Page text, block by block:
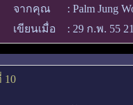
จากคุณ : Palm Jung
เขียนเมื่อ
: 29 ก.พ. 55
10